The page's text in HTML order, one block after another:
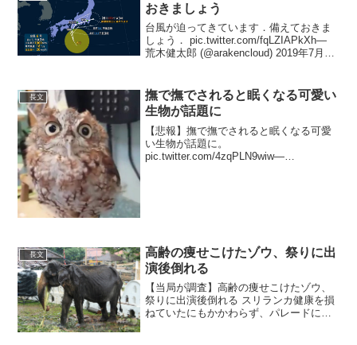
おきましょう
台風が迫ってきています．備えておきま
しょう． pic.twitter.com/fqLZIAPkXh—
荒木健太郎 (@arakencloud) 2019年7月26
長文
撫で撫でされると眠くなる可愛い
生物が話題に
【悲報】撫で撫でされると眠くなる可愛
い生物が話題に。
pic.twitter.com/4zqPLN9wiw—
長文
高齢の痩せこけたゾウ、祭りに出
演後倒れる
【当局が調査】高齢の痩せこけたゾウ、
祭りに出演後倒れる スリランカ健康を損
ねていたにもかかわらず、パレードに無